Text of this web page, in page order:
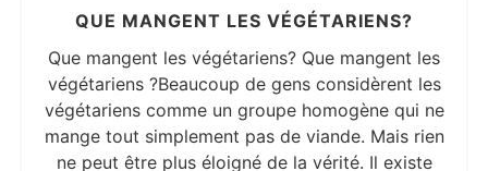
QUE MANGENT LES VÉGÉTARIENS?
Que mangent les végétariens? Que mangent les
végétariens ?Beaucoup de gens considèrent les
végétariens comme un groupe homogène qui ne
mange tout simplement pas de viande. Mais rien
ne peut être plus éloigné de la vérité. Il existe